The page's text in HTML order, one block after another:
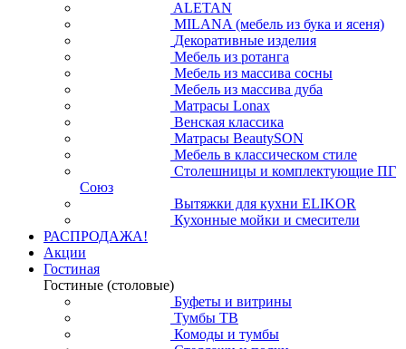
ALETAN
MILANA (мебель из бука и ясеня)
Декоративные изделия
Мебель из ротанга
Мебель из массива сосны
Мебель из массива дуба
Матрасы Lonax
Венская классика
Матрасы BeautySON
Мебель в классическом стиле
Столешницы и комплектующие ПГ
Союз
Вытяжки для кухни ELIKOR
Кухонные мойки и смесители
РАСПРОДАЖА!
Акции
Гостиная
Гостиные (столовые)
Буфеты и витрины
Тумбы ТВ
Комоды и тумбы